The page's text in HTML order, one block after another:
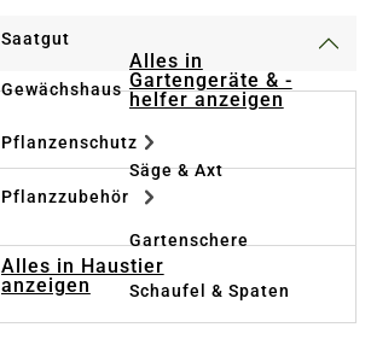
Saatgut
Gewächshaus
Pflanzenschutz
Pflanzzubehör
Alles in Haustier
anzeigen
Alles in
Gartengeräte & -
helfer anzeigen
Säge & Axt
Gartenschere
Schaufel & Spaten